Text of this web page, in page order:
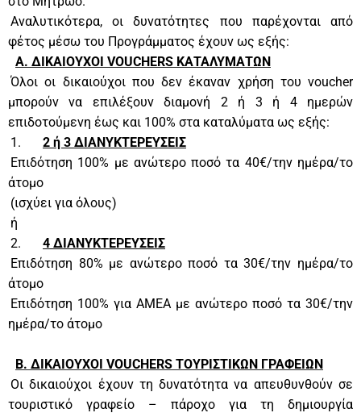
Αναλυτικότερα, οι δυνατότητες που παρέχονται από
φέτος μέσω του Προγράμματος έχουν ως εξής:
Α. ΔΙΚΑΙΟΥΧΟΙ VOUCHERS ΚΑΤΑΛΥΜΑΤΩΝ
Όλοι οι δικαιούχοι που δεν έκαναν χρήση του voucher
μπορούν να επιλέξουν διαμονή 2 ή 3 ή 4 ημερών
επιδοτούμενη έως και 100% στα καταλύματα ως εξής:
1.
2 ή 3 ΔΙΑΝΥΚΤΕΡΕΥΣΕΙΣ
Επιδότηση 100% με ανώτερο ποσό τα 40€/την ημέρα/το
άτομο
(ισχύει για όλους)
ή
2.
4 ΔΙΑΝΥΚΤΕΡΕΥΣΕΙΣ
Επιδότηση 80% με ανώτερο ποσό τα 30€/την ημέρα/το
άτομο
Επιδότηση 100% για ΑΜΕΑ με ανώτερο ποσό τα 30€/την
ημέρα/το άτομο
Β. ΔΙΚΑΙΟΥΧΟΙ VOUCHERS TOYΡΙΣΤΙΚΩΝ ΓΡΑΦΕΙΩΝ
Οι δικαιούχοι έχουν τη δυνατότητα να απευθυνθούν σε
τουριστικό γραφείο – πάροχο για τη δημιουργία